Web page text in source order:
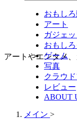
アートやエンタメ
おもし
アート
ガジェッ
おもし
ゲーム
写真
クラウ
レビュー
ABOUT
メイン >